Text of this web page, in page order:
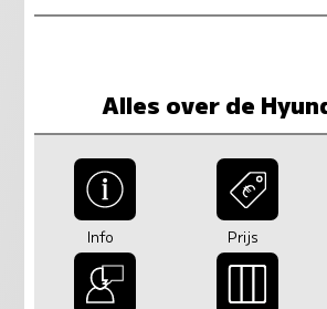
Alles over de
Info Prijs